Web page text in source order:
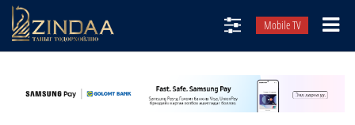
Mobile TV
ТВ8